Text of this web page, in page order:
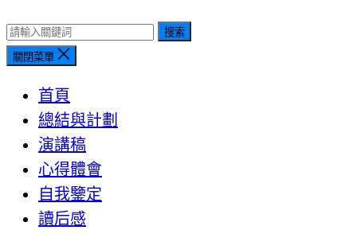
搜索
關閉菜單
首頁
總結與計劃
演講稿
心得體會
自我鑒定
讀后感